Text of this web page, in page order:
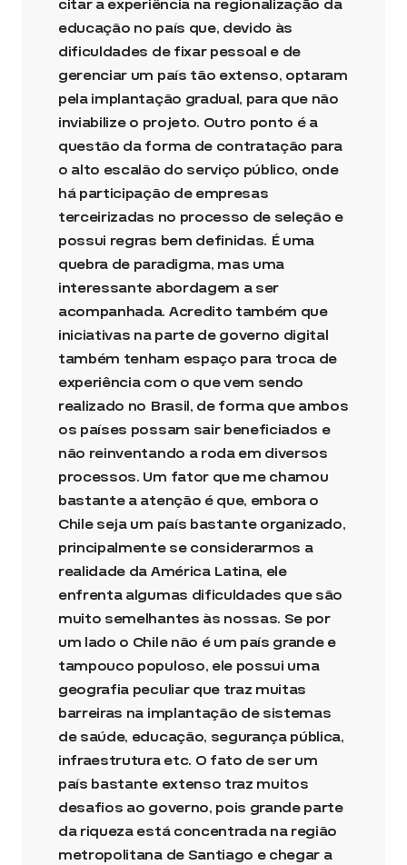
citar a experiência na regionalização da
educação no país que, devido às
dificuldades de fixar pessoal e de
gerenciar um país tão extenso, optaram
pela implantação gradual, para que não
inviabilize o projeto. Outro ponto é a
questão da forma de contratação para
o alto escalão do serviço público, onde
há participação de empresas
terceirizadas no processo de seleção e
possui regras bem definidas. É uma
quebra de paradigma, mas uma
interessante abordagem a ser
acompanhada. Acredito também que
iniciativas na parte de governo digital
também tenham espaço para troca de
experiência com o que vem sendo
realizado no Brasil, de forma que ambos
os países possam sair beneficiados e
não reinventando a roda em diversos
processos. Um fator que me chamou
bastante a atenção é que, embora o
Chile seja um país bastante organizado,
principalmente se considerarmos a
realidade da América Latina, ele
enfrenta algumas dificuldades que são
muito semelhantes às nossas. Se por
um lado o Chile não é um país grande e
tampouco populoso, ele possui uma
geografia peculiar que traz muitas
barreiras na implantação de sistemas
de saúde, educação, segurança pública,
infraestrutura etc. O fato de ser um
país bastante extenso traz muitos
desafios ao governo, pois grande parte
da riqueza está concentrada na região
metropolitana de Santiago e chegar a